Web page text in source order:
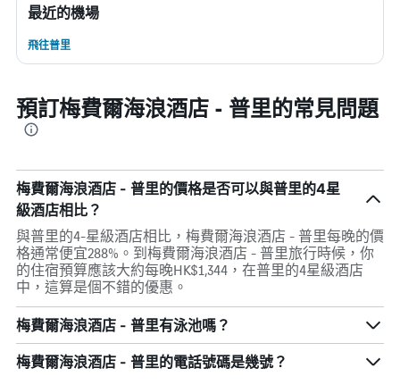
最近的機場
飛往普里
預訂梅費爾海浪酒店 - 普里的常見問題
梅費爾海浪酒店 - 普里的價格是否可以與普里的4星
級酒店相比？
與普里的4-星級酒店相比，梅費爾海浪酒店 - 普里每晚的價
格通常便宜288%。到梅費爾海浪酒店 - 普里旅行時候，你
的住宿預算應該大約每晚HK$1,344，在普里的4星級酒店
中，這算是個不錯的優惠。
梅費爾海浪酒店 - 普里有泳池嗎？
梅費爾海浪酒店 - 普里的電話號碼是幾號？